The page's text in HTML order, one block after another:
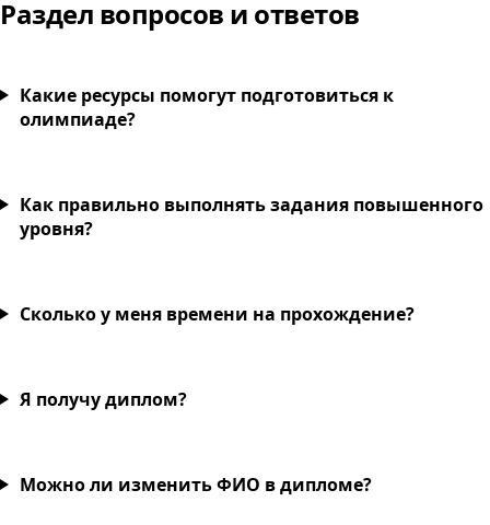
Раздел вопросов и ответов
Какие ресурсы помогут подготовиться к
олимпиаде?
Как правильно выполнять задания повышенного
уровня?
Сколько у меня времени на прохождение?
Я получу диплом?
Можно ли изменить ФИО в дипломе?